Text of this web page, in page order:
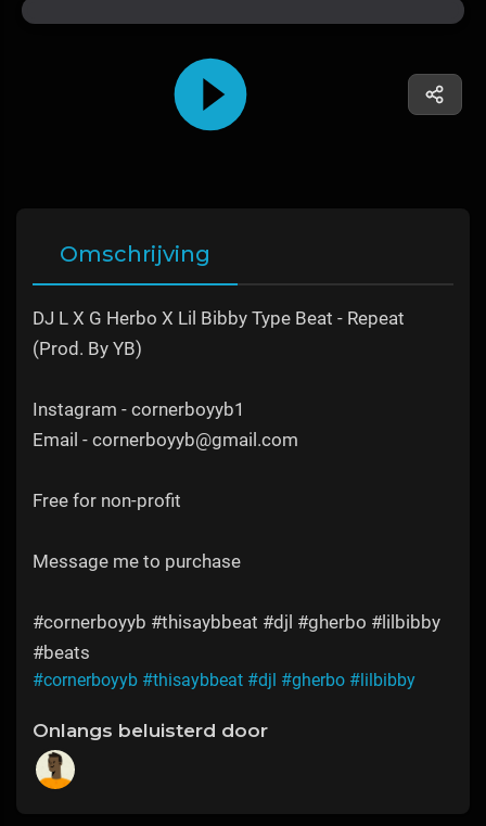
Omschrijving
DJ L X G Herbo X Lil Bibby Type Beat - Repeat
(Prod. By YB)
Instagram - cornerboyyb1
Email - cornerboyyb@gmail.com
Free for non-profit
Message me to purchase
#cornerboyyb #thisaybbeat #djl #gherbo #lilbibby
#beats
#cornerboyyb #thisaybbeat #djl #gherbo #lilbibby
Onlangs beluisterd door